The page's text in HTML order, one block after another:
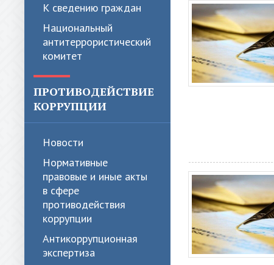
К сведению граждан
Национальный
антитеррористический
комитет
ПРОТИВОДЕЙСТВИЕ
КОРРУПЦИИ
Новости
Нормативные
правовые и иные акты
в сфере
противодействия
коррупции
Антикоррупционная
экспертиза